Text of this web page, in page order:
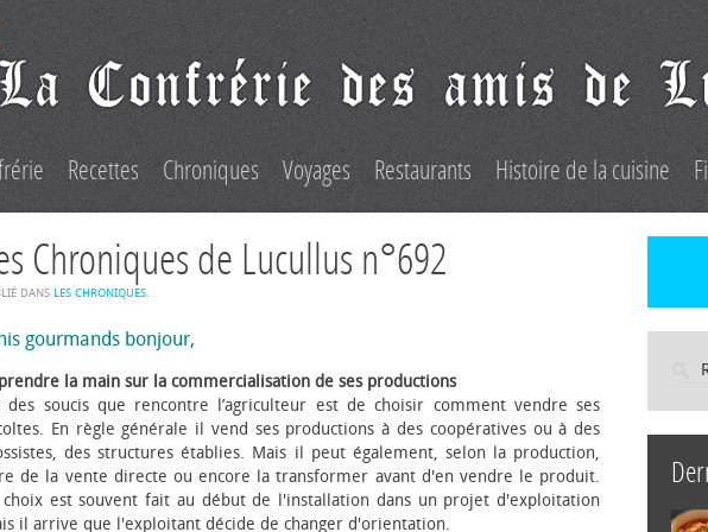
Recettes Chroniques Voyages Restaurants Histoire de la cuisine
Chroniques de Lucullus n°692
DANS LES CHRONIQUES.
gourmands bonjour,
la main sur la commercialisation de ses productions
des soucis que rencontre l’agriculteur est de choisir comment vendre ses
En règle générale il vend ses productions à des coopératives ou à des
des structures établies. Mais il peut également, selon la production,
de la vente directe ou encore la transformer avant d'en vendre le produit.
choix est souvent fait au début de l'installation dans un projet d'exploitation
il arrive que l'exploitant décide de changer d'orientation.